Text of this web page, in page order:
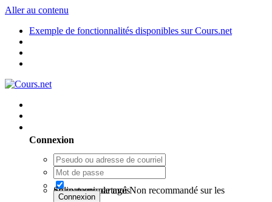
Aller au contenu
Exemple de fonctionnalités disponibles sur Cours.net
Connexion
Se souvenir de moi
Non recommandé sur les ordinateurs partagés
Connexion